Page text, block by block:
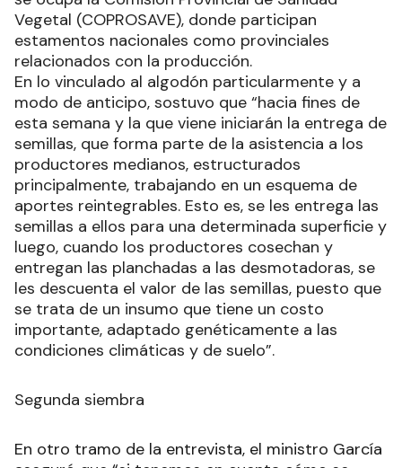
Vegetal (COPROSAVE), donde participan
estamentos nacionales como provinciales
relacionados con la producción.
En lo vinculado al algodón particularmente y a
modo de anticipo, sostuvo que “hacia fines de
esta semana y la que viene iniciarán la entrega de
semillas, que forma parte de la asistencia a los
productores medianos, estructurados
principalmente, trabajando en un esquema de
aportes reintegrables. Esto es, se les entrega las
semillas a ellos para una determinada superficie y
luego, cuando los productores cosechan y
entregan las planchadas a las desmotadoras, se
les descuenta el valor de las semillas, puesto que
se trata de un insumo que tiene un costo
importante, adaptado genéticamente a las
condiciones climáticas y de suelo”.
Segunda siembra
En otro tramo de la entrevista, el ministro García